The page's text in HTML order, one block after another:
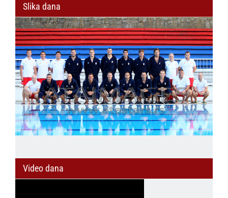
Slika dana
Video dana